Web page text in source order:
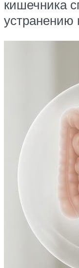
кишечника
устранению